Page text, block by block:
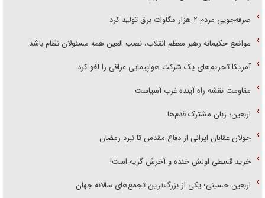
صرفه‌جویی مردم ۲ هزار مگاوات برق تولید کرد
مواضع حکیمانه رهبر معظم انقلاب، نصب العین همه مسئولان نظام باشد
آمریکا تحریم‌های یک شرکت هواپیمایی عراقی را لغو کرد
مقاومت نقشه راه آینده غرب آسیاست
اربعین؛ زبان مشترک قدم‌ها
جولان عقابان ایرانی از دفاع مقدس تا نبرد رمضان
خرید قسطی اولش خنده و آخرش گریه است!
اربعین حسینی؛ یکی از بزرگ‌ترین تجمع‌های سالانه جهان